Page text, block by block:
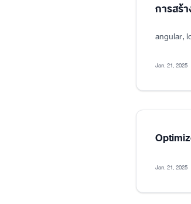
การสร้
angular,
Jan. 21, 2025
Jan. 21, 2025